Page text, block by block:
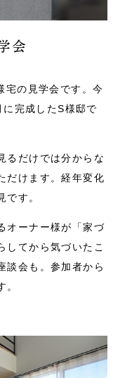
会
宅の見学会です。今
完成したS様邸で
るだけでは分からな
だけます。経年変化
です。
オーナー様が「家づ
してから気づいたこ
談会も。参加者から
。